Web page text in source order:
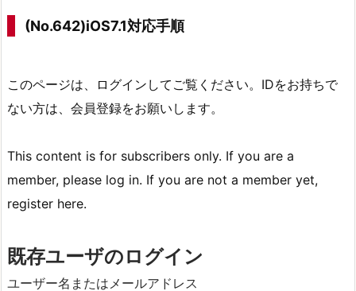
(No.642)iOS7.1対応手順
このページは、ログインしてご覧ください。IDをお持ちで
ない方は、会員登録をお願いします。
This content is for subscribers only. If you are a
member, please log in. If you are not a member yet,
register here.
既存ユーザのログイン
ユーザー名またはメールアドレス